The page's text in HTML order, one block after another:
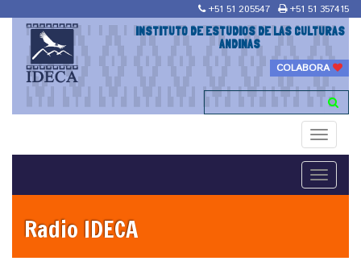
+51 51 205547 +51 51 357415
INSTITUTO DE ESTUDIOS DE LAS CULTURAS
ANDINAS
COLABORA
Toggle
Toggle
Radio IDECA